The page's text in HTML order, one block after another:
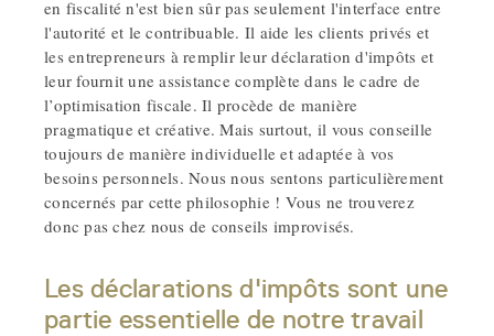
en fiscalité n'est bien sûr pas seulement l'interface entre
l'autorité et le contribuable. Il aide les clients privés et
les entrepreneurs à remplir leur déclaration d'impôts et
leur fournit une assistance complète dans le cadre de
l’optimisation fiscale. Il procède de manière
pragmatique et créative. Mais surtout, il vous conseille
toujours de manière individuelle et adaptée à vos
besoins personnels. Nous nous sentons particulièrement
concernés par cette philosophie ! Vous ne trouverez
donc pas chez nous de conseils improvisés.
Les déclarations d'impôts sont une
partie essentielle de notre travail